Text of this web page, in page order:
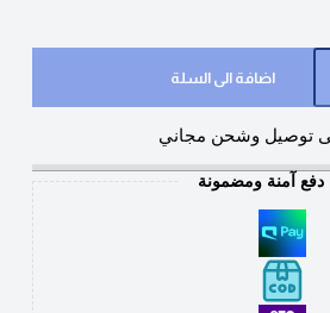
اضافة الى السلة
توصيل وشحن مجاني
دفع آمنة ومضمونة